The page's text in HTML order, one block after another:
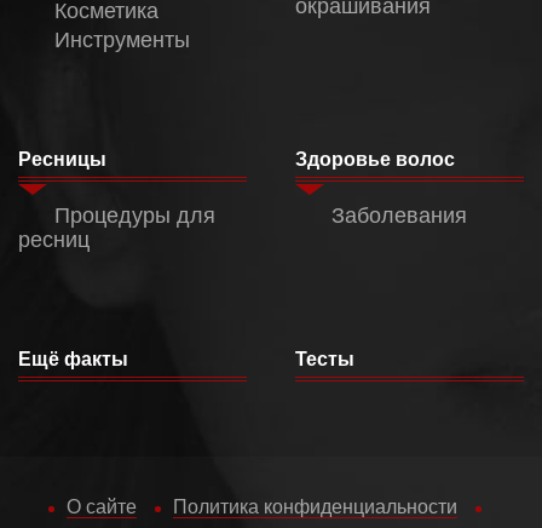
Косметика
Инструменты
окрашивания
Ресницы
Процедуры для
ресниц
Здоровье волос
Заболевания
Ещё факты Тесты
О сайте
Политика конфиденциальности